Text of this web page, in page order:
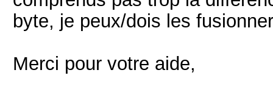
byte, je peux/dois les
Merci pour votre aide,